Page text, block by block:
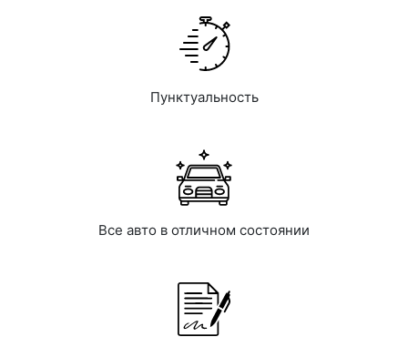
Пунктуальность
Все авто в отличном состоянии